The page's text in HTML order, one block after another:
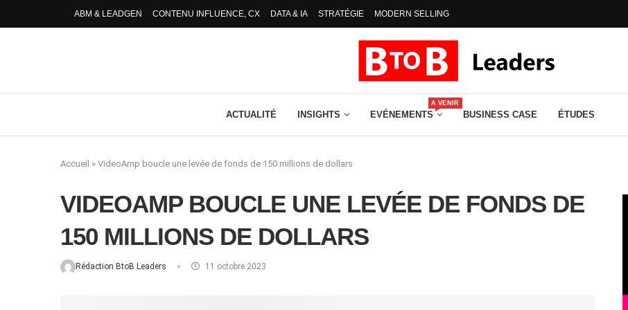
ABM & LEADGEN CONTENU INFLUENCE, CX DATA & IA STRATÉGIE MODERN SELLING
ACTUALITÉ INSIGHTS EVÉNEMENTS
A VENIR
BUSINESS CASE ÉTUDES
Accueil » VideoAmp boucle une levée de fonds de 150 millions de dollars
VIDEOAMP BOUCLE UNE LEVÉE DE FONDS DE
150 MILLIONS DE DOLLARS
Rédaction BtoB Leaders 11 octobre 2023